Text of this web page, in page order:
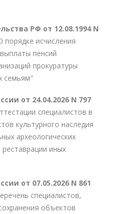
РФ от 12.08.1994 N
порядке исчисления
пенсий
прокуратуры
семьям"
от 24.04.2026 N 797
специалистов в
культурного наследия
археологических
иных
от 07.05.2026 N 861
специалистов,
объектов